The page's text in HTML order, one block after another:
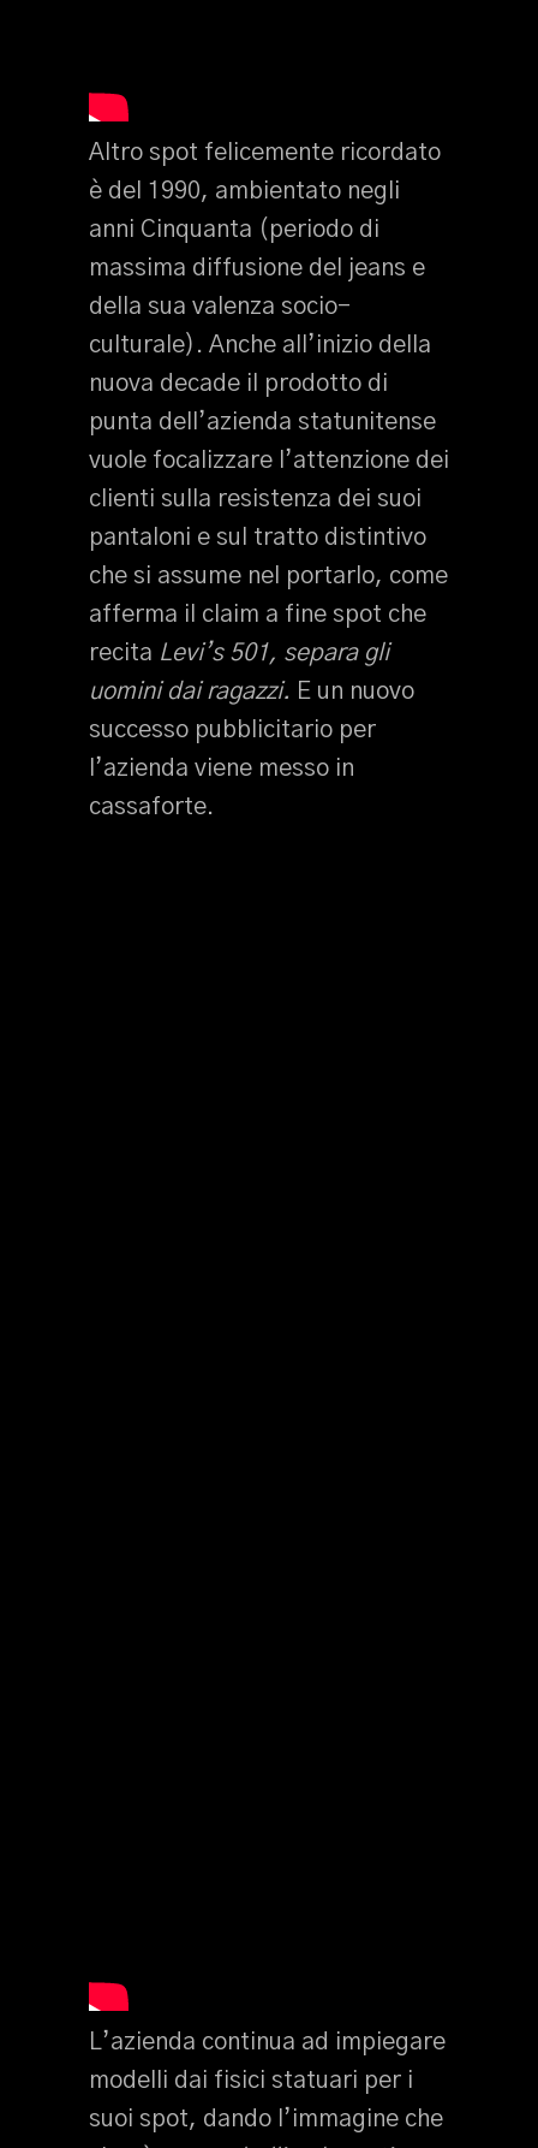
Altro spot felicemente ricordato
è del 1990, ambientato negli
anni Cinquanta (periodo di
massima diffusione del jeans e
della sua valenza socio-
culturale). Anche all’inizio della
nuova decade il prodotto di
punta dell’azienda statunitense
vuole focalizzare l’attenzione dei
clienti sulla resistenza dei suoi
pantaloni e sul tratto distintivo
che si assume nel portarlo, come
afferma il claim a fine spot che
recita Levi’s 501, separa gli
uomini dai ragazzi. E un nuovo
successo pubblicitario per
l’azienda viene messo in
cassaforte.
L’azienda continua ad impiegare
modelli dai fisici statuari per i
suoi spot, dando l’immagine che